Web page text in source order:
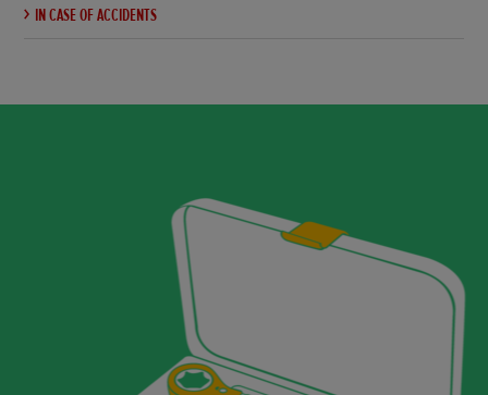
IN CASE OF ACCIDENTS